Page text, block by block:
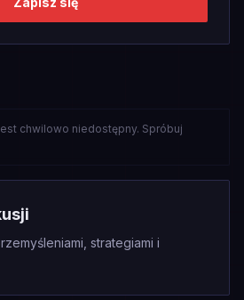
chwilowo niedostępny. Spróbuj
strategiami i